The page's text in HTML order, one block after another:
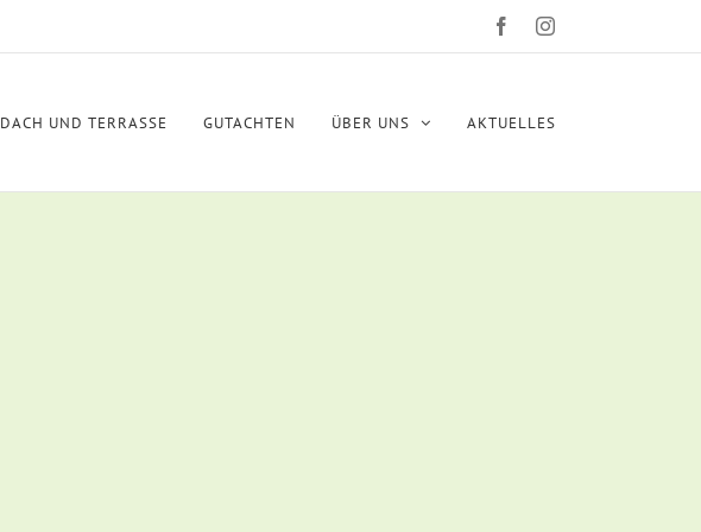
Facebook
DACH UND TERRASSE GUTACHTEN ÜBER UNS AKTUELLES